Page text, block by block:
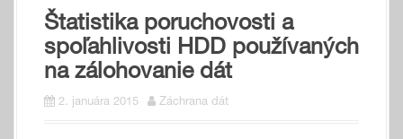
Štatistika poruchovosti a
spoľahlivosti HDD používaných
na zálohovanie dát
2. januára 2015 Záchrana dát